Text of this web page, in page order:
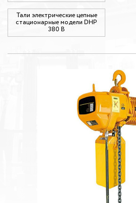
Тали электрические цепные
стационарные модели DHP
380 В